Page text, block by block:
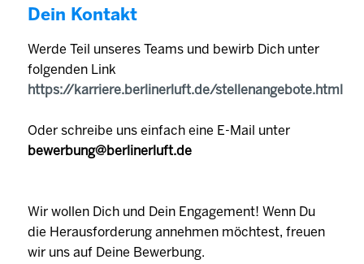
Dein Kontakt
Werde Teil unseres Teams und bewirb Dich unter
folgenden Link
https://karriere.berlinerluft.de/stellenangebote.html
Oder schreibe uns einfach eine E-Mail unter
bewerbung@berlinerluft.de
Wir wollen Dich und Dein Engagement! Wenn Du
die Herausforderung annehmen möchtest, freuen
wir uns auf Deine Bewerbung.